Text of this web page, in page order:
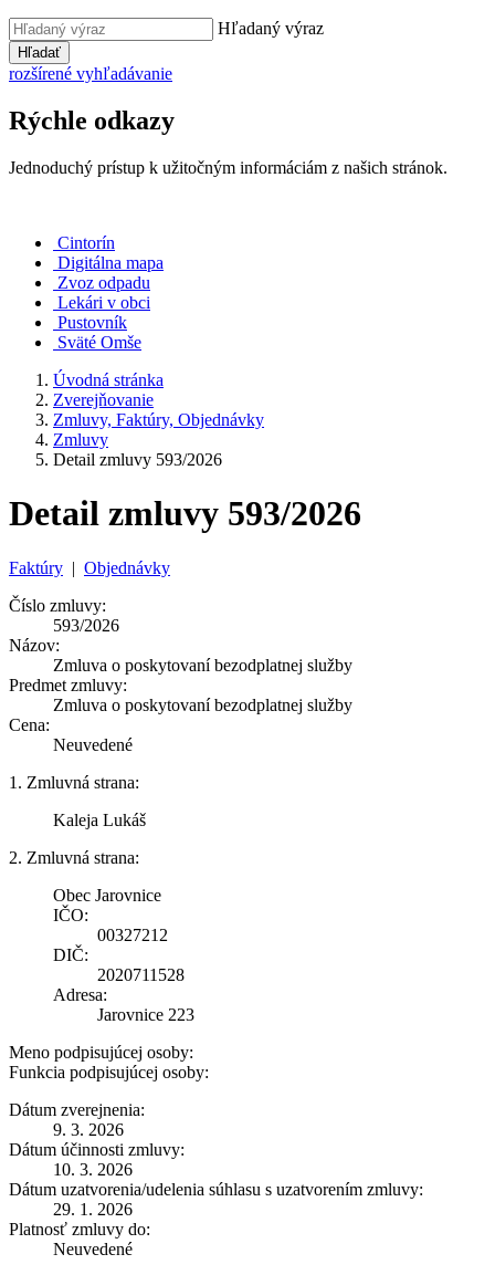
Hľadaný výraz
Hľadať
rozšírené vyhľadávanie
Rýchle odkazy
Jednoduchý prístup k užitočným informáciám z našich stránok.
Cintorín
Digitálna mapa
Zvoz odpadu
Lekári v obci
Pustovník
Sväté Omše
Úvodná stránka
Zverejňovanie
Zmluvy, Faktúry, Objednávky
Zmluvy
Detail zmluvy 593/2026
Detail zmluvy 593/2026
Faktúry | Objednávky
Číslo zmluvy:
593/2026
Názov:
Zmluva o poskytovaní bezodplatnej služby
Predmet zmluvy:
Zmluva o poskytovaní bezodplatnej služby
Cena:
Neuvedené
1. Zmluvná strana:
Kaleja Lukáš
2. Zmluvná strana:
Obec Jarovnice
IČO:
00327212
DIČ:
2020711528
Adresa:
Jarovnice 223
Meno podpisujúcej osoby:
Funkcia podpisujúcej osoby:
Dátum zverejnenia:
9. 3. 2026
Dátum účinnosti zmluvy:
10. 3. 2026
Dátum uzatvorenia/udelenia súhlasu s uzatvorením zmluvy:
29. 1. 2026
Platnosť zmluvy do:
Neuvedené